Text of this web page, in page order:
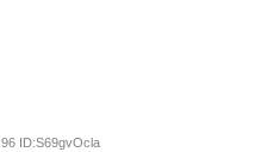
ID:S69gvOcla